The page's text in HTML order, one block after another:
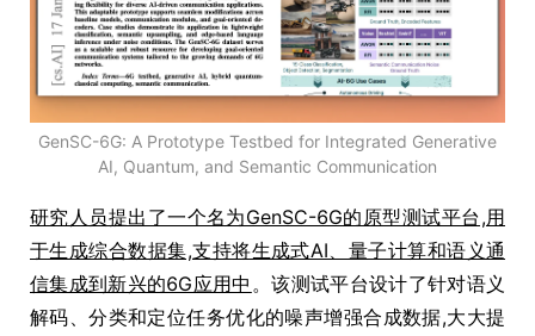
GenSC-6G: A Prototype Testbed for Integrated Generative
AI, Quantum, and Semantic Communication
研究人员提出了一个名为GenSC-6G的原型测试平台,用
于生成综合数据集,支持将生成式AI、量子计算和语义通
信集成到新兴的6G应用中 。该测试平台设计了针对语义
解码、分类和定位任务优化的噪声增强合成数据,大大提